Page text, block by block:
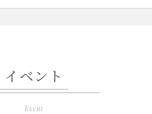
イベント
Event